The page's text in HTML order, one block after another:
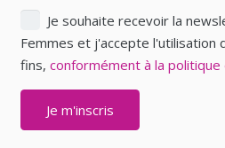
Je souhaite recevoir la
Femmes et j'accepte l'utilisation
fins, conformément à la